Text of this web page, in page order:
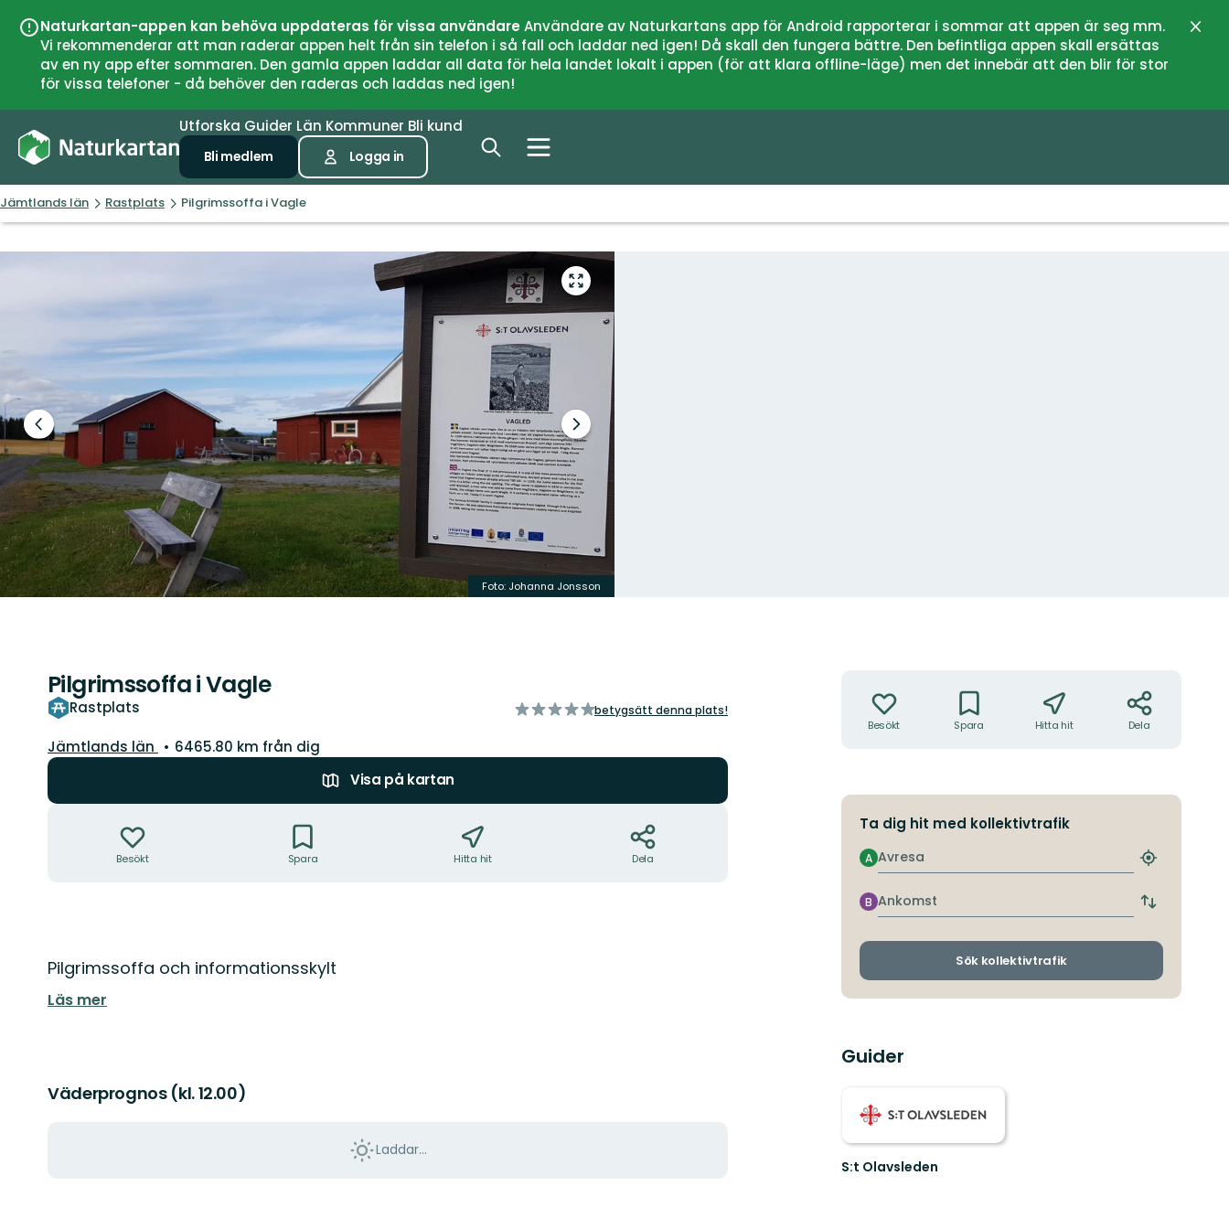
Naturkartan-appen kan behöva uppdateras för vissa användareAnvändare av Naturkartans app för Android rapporterar i sommar att appen är seg mm.
Vi rekommenderar att man raderar appen helt från sin telefon i så fall och laddar ned igen! Då skall den fungera bättre. Den befintliga appen skall ersättas
av en ny app efter sommaren. Den gamla appen laddar all data för hela landet lokalt i appen (för att klara offline-läge) men det innebär att den blir för stor
för vissa telefoner - då behöver den raderas och laddas ned igen!
Utforska Guider Län Kommuner Bli kund
Bli medlem Logga in
Jämtlands län Rastplats Pilgrimssoffa i Vagle
Gå
till
helskärmsläge
Föregående
bild
Nästa
bildspel
Foto: Johanna Jonsson
Pilgrimssoffa i Vagle
Rastplats
av
betygsätt denna plats!
Län:
Jämtlands län
6465.80 km från dig
Visa på kartan
Besökt Spara Hitta hit Dela
Beskrivning
Pilgrimssoffa och informationsskylt
Läs mer
Väderprognos (kl. 12.00)
Laddar...
Besökt Spara Hitta hit Dela
Ta dig hit med kollektivtrafik
Avresa
A
Hitta
hållplats
Ankomst
B
Byt
och
Sök kollektivtrafik
Guider
S:t Olavsleden